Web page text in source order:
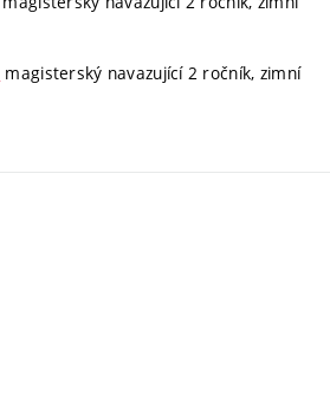
magisterský navazující 2 ročník, zimní